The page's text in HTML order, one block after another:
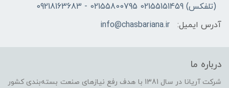
(تلفکس) 02155151459 02155800795 - 09218163683
آدرس ایمیل:
info@chasbariana.ir
درباره ما
شرکت آریانا در سال 1381 با هدف رفع نیازهای صنعت بسته‌بندی کشور